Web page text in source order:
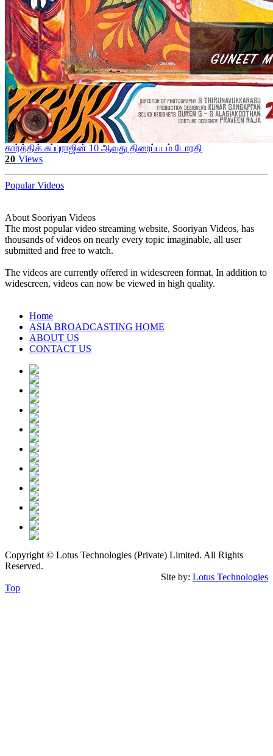
கார்த்திக் சுப்புராஜின் 10 ஆவது திரைப்படம் டோரதி
20 Views
Popular Videos
About Sooriyan Videos
The most popular video streaming website, Sooriyan Videos, has
thousands of videos on nearly every topic imaginable, all user
submitted and free to watch.
The videos are currently offered in widescreen format. In addition to
widescreen, videos can now be viewed in high quality.
Home
ASIA BROADCASTING HOME
ABOUT US
CONTACT US
Copyright © Lotus Technologies (Private) Limited. All Rights
Reserved.
Site by: Lotus Technologies
Top